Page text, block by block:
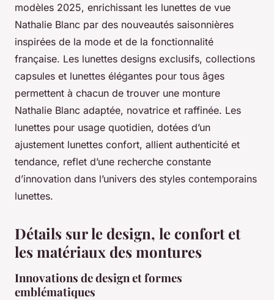
modèles 2025, enrichissant les lunettes de vue
Nathalie Blanc par des nouveautés saisonnières
inspirées de la mode et de la fonctionnalité
française. Les lunettes designs exclusifs, collections
capsules et lunettes élégantes pour tous âges
permettent à chacun de trouver une monture
Nathalie Blanc adaptée, novatrice et raffinée. Les
lunettes pour usage quotidien, dotées d’un
ajustement lunettes confort, allient authenticité et
tendance, reflet d’une recherche constante
d’innovation dans l’univers des styles contemporains
lunettes.
Détails sur le design, le confort et
les matériaux des montures
Innovations de design et formes
emblématiques